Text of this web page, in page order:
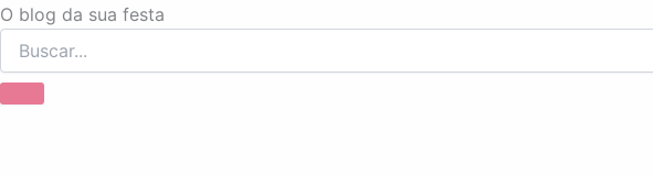
O blog da sua festa
Ir
para
o
conteúdo